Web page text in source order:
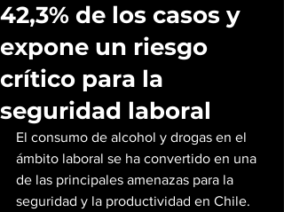
42,3% de los casos y
expone un riesgo
crítico para la
seguridad laboral
El consumo de alcohol y drogas en el
ámbito laboral se ha convertido en una
de las principales amenazas para la
seguridad y la productividad en Chile.